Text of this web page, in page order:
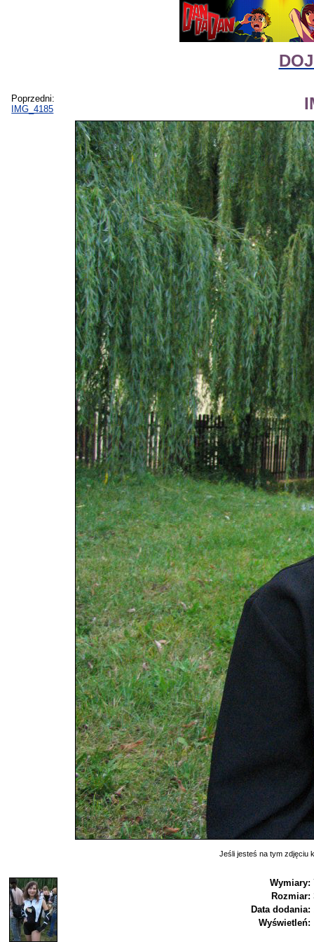
Poprzedni:
IMG_4185
Jeśli jesteś na tym zdjęciu
Wymiary:
Rozmiar:
Data dodania:
Wyświetleń: